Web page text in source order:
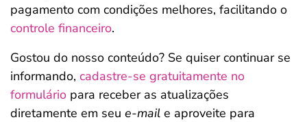
pagamento com condições melhores, facilitando o
controle financeiro.
Gostou do nosso conteúdo? Se quiser continuar se
informando, cadastre-se gratuitamente no
formulário para receber as atualizações
diretamente em seu e-mail e aproveite para